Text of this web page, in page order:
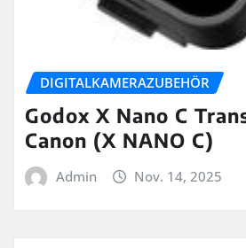
DIGITALKAMERAZUBEHÖR
Godox X Nano C
Canon (X NANO C)
Admin Nov. 14, 2025